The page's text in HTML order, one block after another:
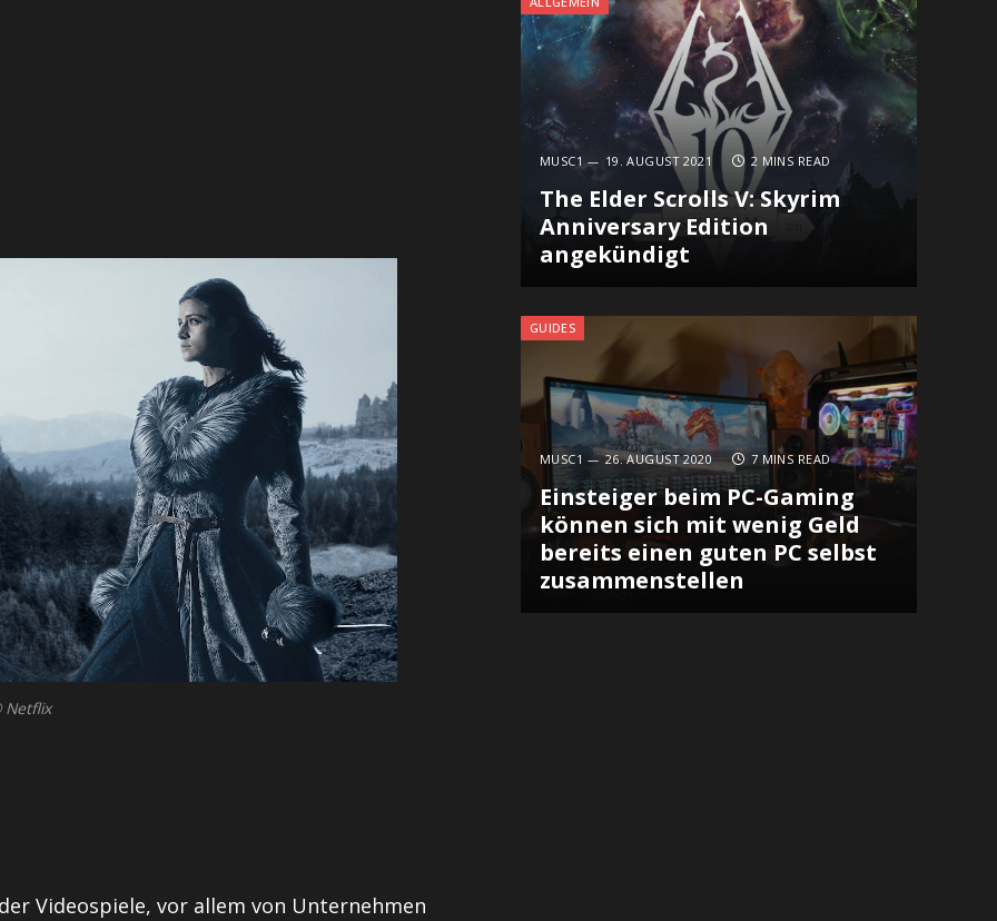
Videospiele, vor allem von Unternehmen
MUSC1 19. AUGUST 2021 2 MINS READ
The Elder Scrolls V: Skyrim
Anniversary Edition
angekündigt
GUIDES
MUSC1 26. AUGUST 2020 7 MINS READ
Einsteiger beim PC-Gaming
können sich mit wenig Geld
bereits einen guten PC selbst
zusammenstellen